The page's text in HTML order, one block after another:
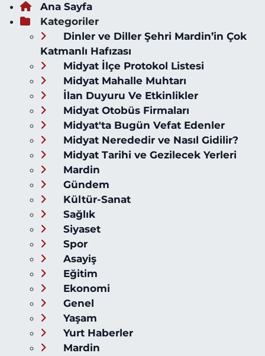
Ana Sayfa
Kategoriler
Dinler ve Diller Şehri Mardin’in Çok
Katmanlı Hafızası
Midyat İlçe Protokol Listesi
Midyat Mahalle Muhtarı
İlan Duyuru Ve Etkinlikler
Midyat Otobüs Firmaları
Midyat'ta Bugün Vefat Edenler
Midyat Nerededir ve Nasıl Gidilir?
Midyat Tarihi ve Gezilecek Yerleri
Mardin
Gündem
Kültür-Sanat
Sağlık
Siyaset
Spor
Asayiş
Eğitim
Ekonomi
Genel
Yaşam
Yurt Haberler
Mardin